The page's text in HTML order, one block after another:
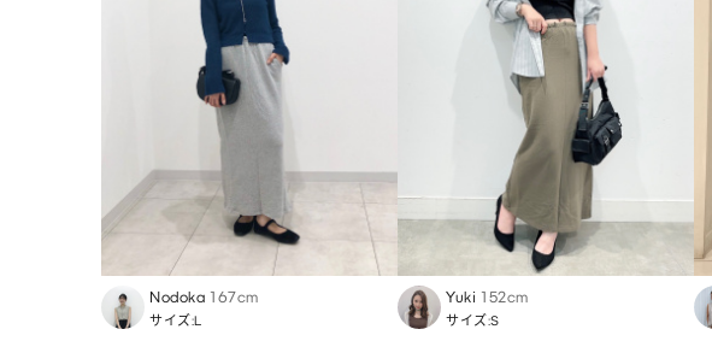
Nodoka 167cm
サイズ:L
Yuki 152cm
サイズ:S